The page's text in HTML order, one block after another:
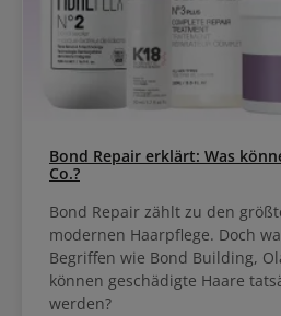
Bond Repair erklärt: Was
Co.?
Bond Repair zählt zu den
modernen Haarpflege. Doch
Begriffen wie Bond Building,
können geschädigte Haare
werden?